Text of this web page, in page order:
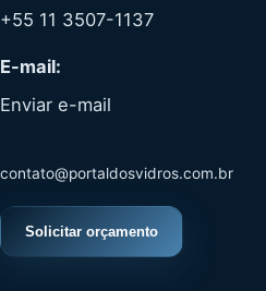
+55 11 3507-1137
E-mail:
Enviar e-mail
contato@portaldosvidros.com.br
Solicitar orçamento